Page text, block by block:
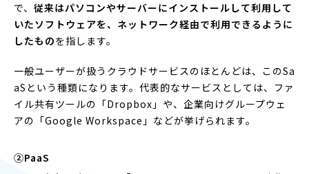
で、 従来はパソコンやサーバーにインストールして利用して
いたソフトウェアを、ネットワーク経由で利用できるように
したものを指します。
一般ユーザーが扱うクラウドサービスのほとんどは、このSa
aSという種類になります。代表的なサービスとしては、ファ
イル共有ツールの「Dropbox」や、企業向けグループウェ
アの「Google Workspace」などが挙げられます。
②PaaS